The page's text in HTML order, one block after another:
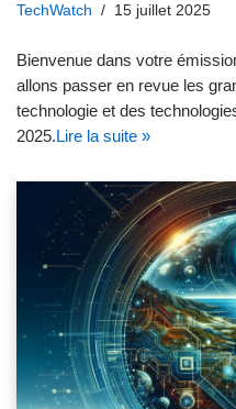
TechWatch 15 juillet 2025
Bienvenue dans votre
allons passer en revue les
technologie et des
2025.Lire la suite »